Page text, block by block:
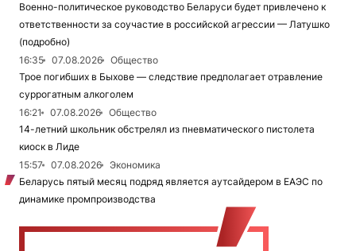
Военно-политическое руководство Беларуси будет привлечено к
ответственности за соучастие в российской агрессии — Латушко
(подробно)
16:35
07.08.2026
Общество
Трое погибших в Быхове — следствие предполагает отравление
суррогатным алкоголем
16:21
07.08.2026
Общество
14-летний школьник обстрелял из пневматического пистолета
киоск в Лиде
15:57
07.08.2026
Экономика
Беларусь пятый месяц подряд является аутсайдером в ЕАЭС по
динамике промпроизводства